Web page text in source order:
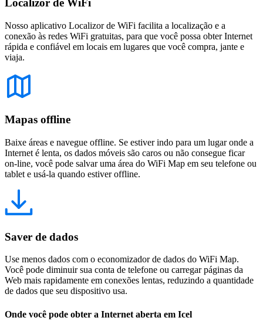
Localizor de WiFi
Nosso aplicativo Localizor de WiFi facilita a localização e a
conexão às redes WiFi gratuitas, para que você possa obter Internet
rápida e confiável em locais em lugares que você compra, jante e
viaja.
Mapas offline
Baixe áreas e navegue offline. Se estiver indo para um lugar onde a
Internet é lenta, os dados móveis são caros ou não consegue ficar
on-line, você pode salvar uma área do WiFi Map em seu telefone ou
tablet e usá-la quando estiver offline.
Saver de dados
Use menos dados com o economizador de dados do WiFi Map.
Você pode diminuir sua conta de telefone ou carregar páginas da
Web mais rapidamente em conexões lentas, reduzindo a quantidade
de dados que seu dispositivo usa.
Onde você pode obter a Internet aberta em Icel